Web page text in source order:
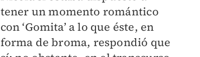
tener un momento romántico
con ‘Gomita’ a lo que éste, en
forma de broma, respondió que